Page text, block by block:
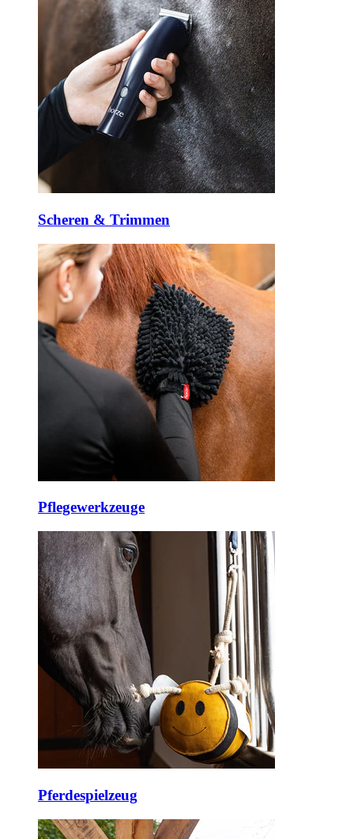
Scheren & Trimmen
Pflegewerkzeuge
Pferdespielzeug